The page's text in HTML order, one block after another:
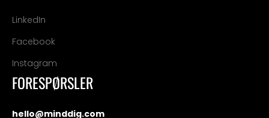
LinkedIn
Facebook
Instagram
FORESPØRSLER
hello@minddig.com